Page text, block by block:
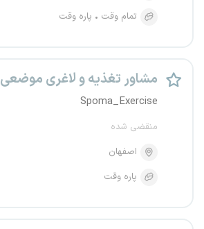
تمام وقت
پاره وقت
مشاور تغذیه و لاغری موضعی
Spoma_Exercise
منقضی شده
اصفهان
پاره وقت